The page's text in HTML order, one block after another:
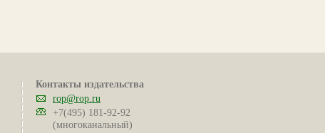
Контакты издательства
rop@rop.ru
+7(495) 181-92-92
(многоканальный)